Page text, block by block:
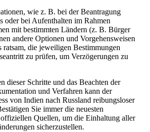
wie z. B. bei der Beantragung
oder bei Aufenthalten im Rahmen
mit bestimmten Ländern (z. B. Bürger
andere Optionen und Vorgehensweisen
ratsam, die jeweiligen Bestimmungen
zu prüfen, um Verzögerungen zu
dieser Schritte und das Beachten der
und Verfahren kann der
von Indien nach Russland reibungsloser
Sie immer die neuesten
Quellen, um die Einhaltung aller
sicherzustellen.